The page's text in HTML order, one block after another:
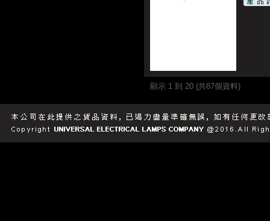
顯示 1 到 20 (共87個資料)